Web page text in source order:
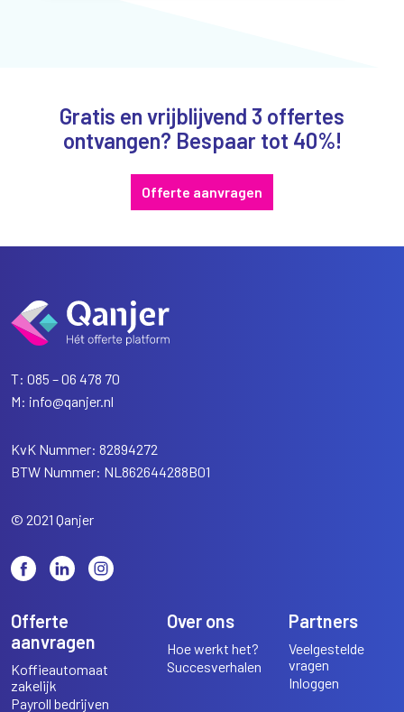
Gratis en vrijblijvend 3 offertes
ontvangen? Bespaar tot 40%!
Offerte aanvragen
T: 085 – 06 478 70
M: info@qanjer.nl
KvK Nummer: 82894272
BTW Nummer: NL862644288B01
© 2021 Qanjer
Offerte
aanvragen
Koffieautomaat
zakelijk
Payroll bedrijven
Over ons
Hoe werkt het?
Succesverhalen
Partners
Veelgestelde
vragen
Inloggen